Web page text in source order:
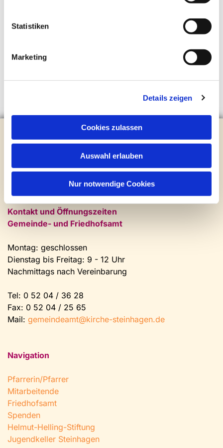
Statistiken
Marketing
Details zeigen
Cookies zulassen
Auswahl erlauben
Nur notwendige Cookies
Evangelische Kirchengemeinde Steinhagen
Brockhagener Straße 28 | 33803 Steinhagen
0 52 04 / 36 28
Mail:gemeindeamt@kirche-steinhagen.de
Newsletter abonnieren
Kontakt und Öffnungszeiten
Gemeinde- und Friedhofsamt
Montag: geschlossen
Dienstag bis Freitag: 9 - 12 Uhr
Nachmittags nach Vereinbarung
Tel: 0 52 04 / 36 28
Fax: 0 52 04 / 25 65
Mail: gemeindeamt@kirche-steinhagen.de
Navigation
Pfarrerin/Pfarrer
Mitarbeitende
Friedhofsamt
Spenden
Helmut-Helling-Stiftung
Jugendkeller Steinhagen